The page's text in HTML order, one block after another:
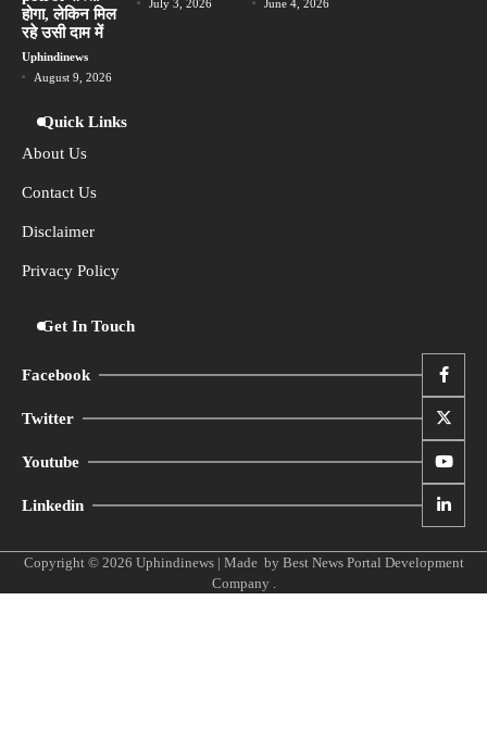
होगा, लेकिन मिल
रहे उसी दाम में
Uphindinews
August 9, 2026
July 3, 2026
June 4, 2026
Quick Links
About Us
Contact Us
Disclaimer
Privacy Policy
Get In Touch
Facebook
Twitter
Youtube
Linkedin
Copyright © 2026 Uphindinews| Made by Best News Portal Development
Company.